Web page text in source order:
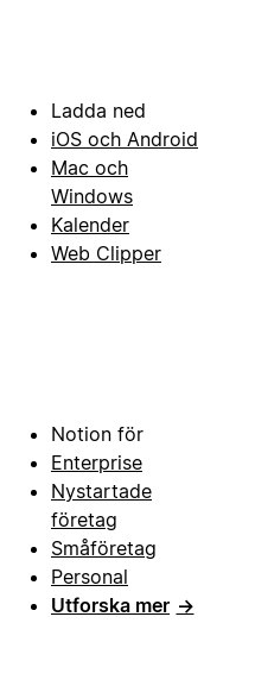
Ladda ned
iOS och Android
Mac och
Windows
Kalender
Web Clipper
Notion för
Enterprise
Nystartade
företag
Småföretag
Personal
Utforska mer →